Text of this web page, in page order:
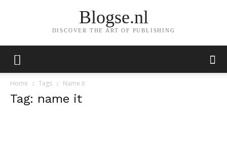
Blogse.nl
DISCOVER THE ART OF PUBLISHING
Home Tags Name it
Tag: name it